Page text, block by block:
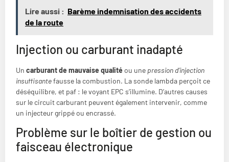
Lire aussi : Barème indemnisation des accidents
de la route
Injection ou carburant inadapté
Un carburant de mauvaise qualité ou une pression d’injection
insuffisantefausse la combustion. La sonde lambda perçoit ce
déséquilibre, et paf : le voyant EPC s’illumine. D’autres causes
sur le circuit carburant peuvent également intervenir, comme
un injecteur grippé ou encrassé.
Problème sur le boîtier de gestion ou
faisceau électronique